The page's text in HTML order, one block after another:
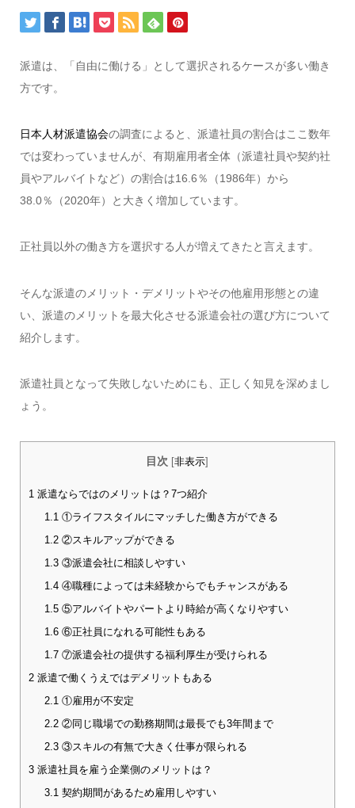
派遣は、「自由に働ける」として選択されるケースが多い働き
方です。
日本人材派遣協会の調査によると、派遣社員の割合はここ数年
では変わっていませんが、有期雇用者全体（派遣社員や契約社
員やアルバイトなど）の割合は16.6％（1986年）から
38.0％（2020年）と大きく増加しています。
正社員以外の働き方を選択する人が増えてきたと言えます。
そんな派遣のメリット・デメリットやその他雇用形態との違
い、派遣のメリットを最大化させる派遣会社の選び方について
紹介します。
派遣社員となって失敗しないためにも、正しく知見を深めまし
ょう。
目次 [非表示]
1 派遣ならではのメリットは？7つ紹介
1.1 ①ライフスタイルにマッチした働き方ができる
1.2②スキルアップができる
1.3③派遣会社に相談しやすい
1.4④職種によっては未経験からでもチャンスがある
1.5⑤アルバイトやパートより時給が高くなりやすい
1.6⑥正社員になれる可能性もある
1.7⑦派遣会社の提供する福利厚生が受けられる
2派遣で働くうえではデメリットもある
2.1 ①雇用が不安定
2.2②同じ職場での勤務期間は最長でも3年間まで
2.3③スキルの有無で大きく仕事が限られる
3派遣社員を雇う企業側のメリットは？
3.1 契約期間があるため雇用しやすい